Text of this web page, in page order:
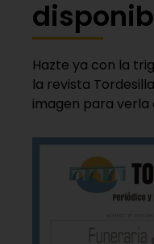
Hazte ya con la
la revista
imagen para verla